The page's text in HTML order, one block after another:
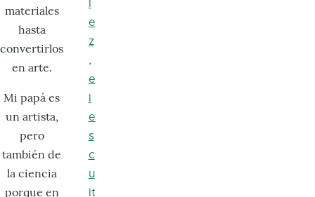
materiales
hasta
convertirlos
en arte.
Mi papá es
un artista,
pero
también de
la ciencia
porque en
e
z
,
e
e
s
c
u
lt